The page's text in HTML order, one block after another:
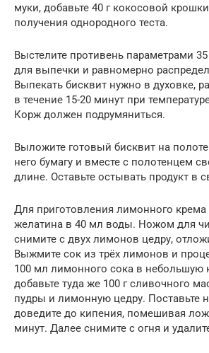
муки, добавьте 40 г кокосовой
получения однородного теста.
Выстелите противень параметрами
для выпечки и равномерно
Выпекать бисквит нужно в духовке,
в течение 15-20 минут при
Корж должен подрумяниться.
Выложите готовый бисквит на
него бумагу и вместе с полотенцем
длине. Оставьте остывать продукт в
Для приготовления лимонного крема
желатина в 40 мл воды. Ножом для
снимите с двух лимонов цедру,
Выжмите сок из трёх лимонов и
100 мл лимонного сока в небольшую
добавьте туда же 100 г сливочного
пудры и лимонную цедру. Поставьте
доведите до кипения, помешивая
минут. Далее снимите с огня и